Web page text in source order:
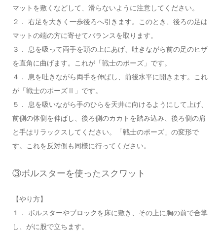
マットを敷くなどして、滑らないように注意してください。
２． 右足を大きく一歩後ろへ引きます。このとき、後ろの足は
マットの端の方に寄せてバランスを取ります。
３． 息を吸って両手を頭の上にあげ、吐きながら前の足のヒザ
を直角に曲げます。これが「戦士のポーズ」です。
４． 息を吐きながら両手を伸ばし、前後水平に開きます。これ
が「戦士のポーズⅡ」です。
５． 息を吸いながら手のひらを天井に向けるようにして上げ、
前側の体側を伸ばし、後ろ側のカカトを踏み込み、後ろ側の肩
と手はリラックスしてください。「戦士のポーズ」の変形で
す。これを反対側も同様に行ってください。
③ボルスターを使ったスクワット
【やり方】
１． ボルスターやブロックを床に敷き、その上に胸の前で合掌
し、がに股で立ちます。